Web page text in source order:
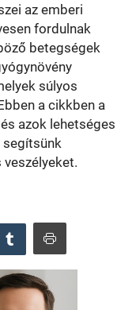
az emberi
fordulnak
betegségek
súlyos
a cikkben a
azok lehetséges
segítsünk